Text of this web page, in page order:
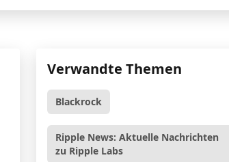
Verwandte Themen
Blackrock
Ripple News: Aktuelle Nachrichten
zu Ripple Labs